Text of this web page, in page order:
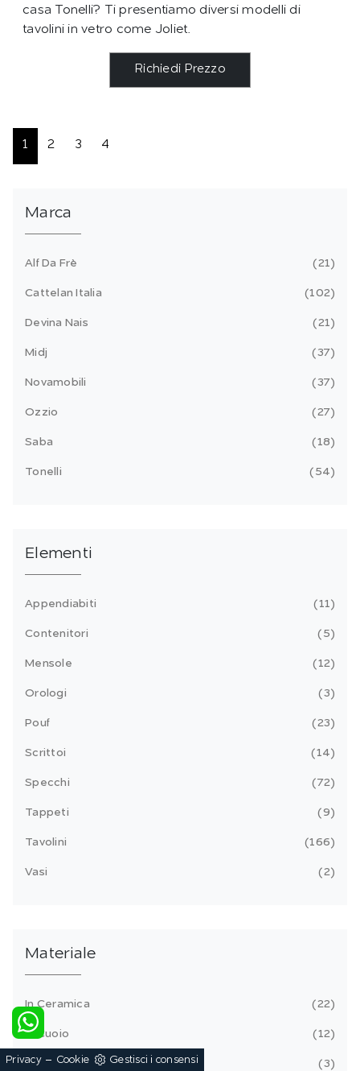
casa Tonelli? Ti presentiamo diversi modelli di
tavolini in vetro come Joliet.
Richiedi Prezzo
1 2 3 4
Marca
Alf Da Frè 21
Cattelan Italia 102
Devina Nais 21
Midj 37
Novamobili 37
Ozzio 27
Saba 18
Tonelli 54
Elementi
Appendiabiti 11
Contenitori 5
Mensole 12
Orologi 3
Pouf 23
Scrittoi 14
Specchi 72
Tappeti 9
Tavolini 166
Vasi 2
Materiale
In Ceramica 22
In Cuoio 12
In Ecopelle 3
Privacy- Cookie Gestisci i consensi